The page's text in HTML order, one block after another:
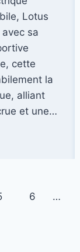
Lotus
sa
cette
la
alliant
et une…
6 …